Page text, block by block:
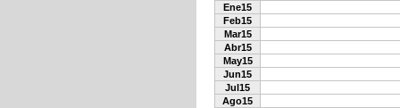
Ene15
Feb15
Mar15
Abr15
May15
Jun15
Jul15
Ago15